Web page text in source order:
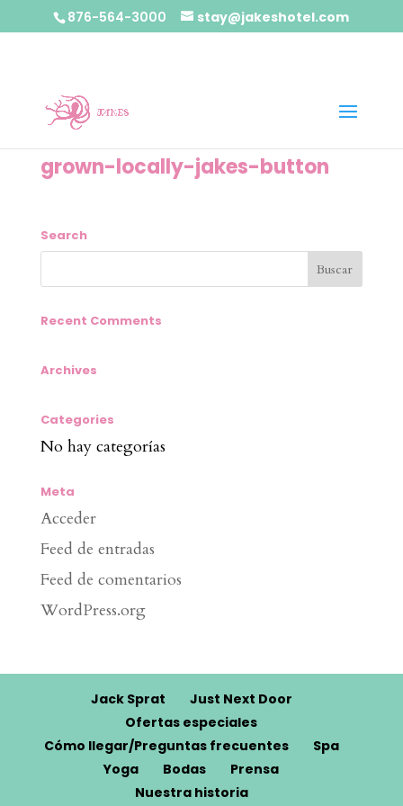
876-564-3000 stay@jakeshotel.com
grown-locally-jakes-button
Search
Recent Comments
Archives
Categories
No hay categorías
Meta
Acceder
Feed de entradas
Feed de comentarios
WordPress.org
Jack Sprat
Just Next Door
Ofertas especiales
Cómo llegar/Preguntas frecuentes
Spa
Yoga
Bodas
Prensa
Nuestra historia